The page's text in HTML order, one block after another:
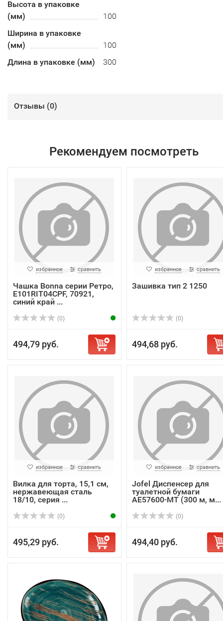
Высота в упаковке
(мм)
100
Ширина в упаковке
(мм)
100
Длина в упаковке (мм)
300
Отзывы (0)
Рекомендуем посмотреть
избранное сравнить
Чашка Bonna серии Ретро,
E101RIT04CPF, 70921,
синий край ...
(0)
494,79 руб.
избранное сравнить
Зашивка тип 2 1250
(0)
494,68 руб.
избранное сравнить
Вилка для торта, 15,1 см,
нержавеющая сталь
18/10, серия ...
(0)
495,29 руб.
избранное сравнить
Jofel Диспенсер для
туалетной бумаги
AE57600-MT (300 м, м...
(0)
494,40 руб.